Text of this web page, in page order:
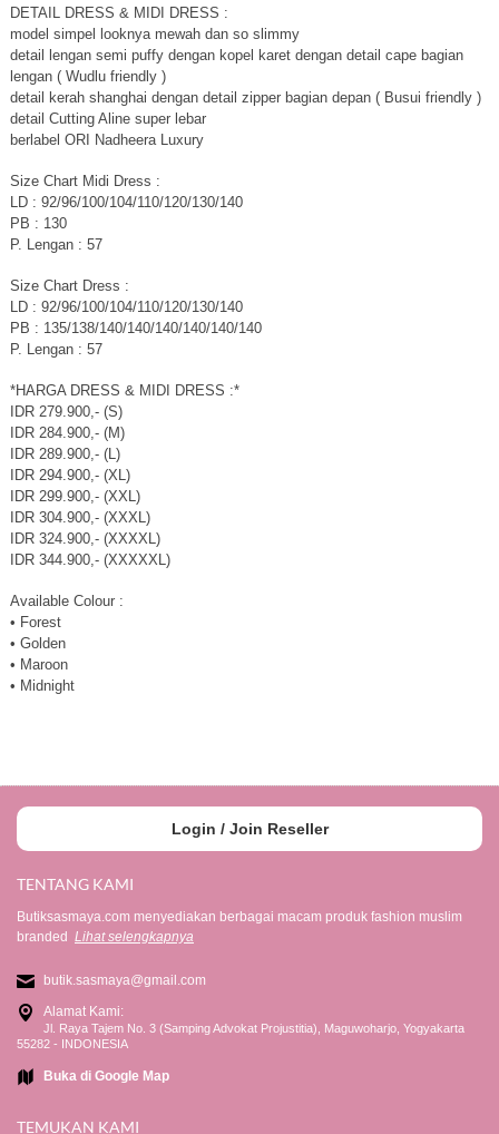
DETAIL DRESS & MIDI DRESS :
model simpel looknya mewah dan so slimmy
detail lengan semi puffy dengan kopel karet dengan detail cape bagian
lengan ( Wudlu friendly )
detail kerah shanghai dengan detail zipper bagian depan ( Busui friendly )
detail Cutting Aline super lebar
berlabel ORI Nadheera Luxury
Size Chart Midi Dress :
LD : 92/96/100/104/110/120/130/140
PB : 130
P. Lengan : 57
Size Chart Dress :
LD : 92/96/100/104/110/120/130/140
PB : 135/138/140/140/140/140/140/140
P. Lengan : 57
*HARGA DRESS & MIDI DRESS :*
IDR 279.900,- (S)
IDR 284.900,- (M)
IDR 289.900,- (L)
IDR 294.900,- (XL)
IDR 299.900,- (XXL)
IDR 304.900,- (XXXL)
IDR 324.900,- (XXXXL)
IDR 344.900,- (XXXXXL)
Available Colour :
• Forest
• Golden
• Maroon
• Midnight
Login / Join Reseller
TENTANG KAMI
Butiksasmaya.com menyediakan berbagai macam produk fashion muslim
branded Lihat selengkapnya
butik.sasmaya@gmail.com
Alamat Kami:
Jl. Raya Tajem No. 3 (Samping Advokat Projustitia), Maguwoharjo, Yogyakarta
55282 - INDONESIA
Buka di Google Map
TEMUKAN KAMI